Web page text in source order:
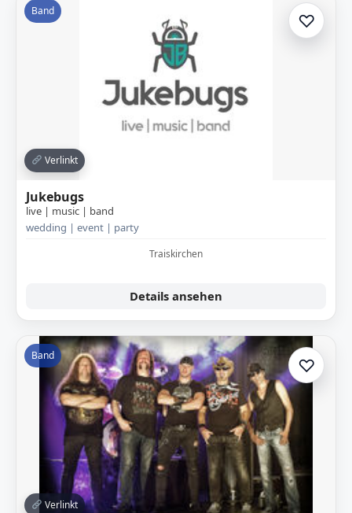
Band
Verlinkt
♡Zur
Jukebugs
live | music | band
wedding | event | party
Traiskirchen
Details ansehen
Band
Verlinkt
♡Zur